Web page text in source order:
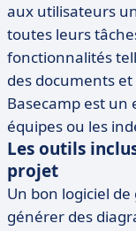
aux utilisateurs
toutes leurs
fonctionnalités
des documents
Basecamp est un
équipes ou les
Les outils
projet
Un bon logiciel
générer des